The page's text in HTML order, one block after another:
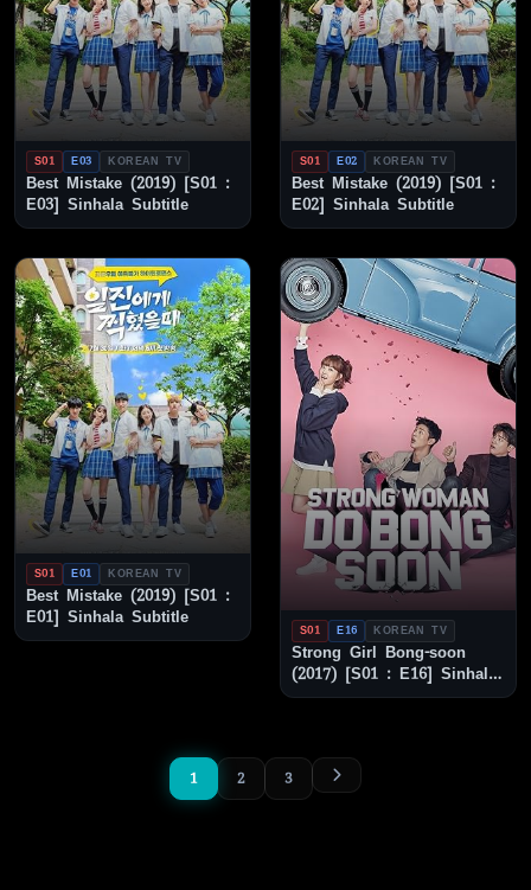
S01 E03 KOREAN TV
Best Mistake (2019) [S01 :
E03] Sinhala Subtitle
S01 E02 KOREAN TV
Best Mistake (2019) [S01 :
E02] Sinhala Subtitle
S01 E01 KOREAN TV
Best Mistake (2019) [S01 :
E01] Sinhala Subtitle
S01 E16 KOREAN TV
Strong Girl Bong-soon
(2017) [S01 : E16] Sinhala
Subtitle
1 2 3